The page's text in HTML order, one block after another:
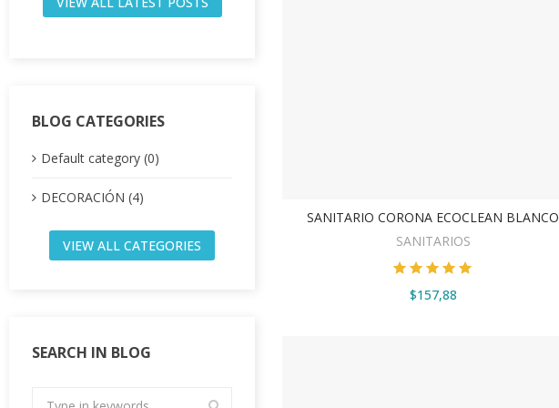
VER OPCIONES
SANITARIO CORONA ECOCLEAN BLANCO
SANITARIOS
$157,88
BLOG CATEGORIES
Default category (0)
DECORACIÓN (4)
VIEW ALL CATEGORIES
SEARCH IN BLOG